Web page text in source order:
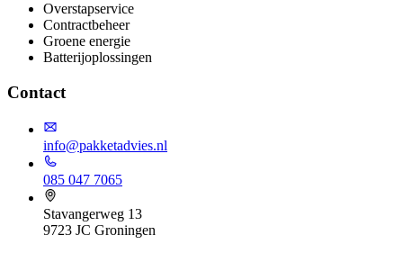
Overstapservice
Contractbeheer
Groene energie
Batterijoplossingen
Contact
info@pakketadvies.nl
085 047 7065
Stavangerweg 13
9723 JC Groningen